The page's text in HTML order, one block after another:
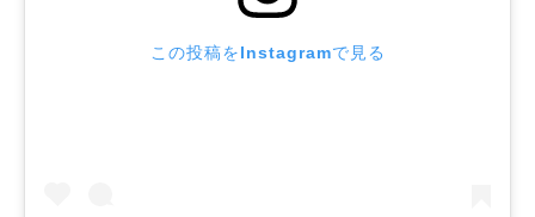
この投稿をInstagramで見る